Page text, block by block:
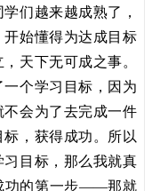
们越来越成熟了，
始懂得为达成目标
天下无可成之事。
个学习目标，因为
会为了去完成一件
，获得成功。所以
目标，那么我就真
功的第一步——那就